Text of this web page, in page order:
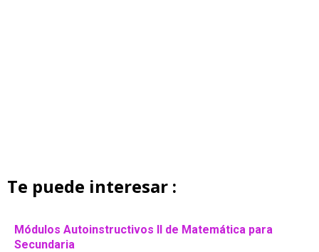
Te puede interesar :
Módulos Autoinstructivos II de Matemática para
Secundaria